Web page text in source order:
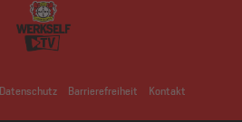
Datenschutz Barrierefreiheit Kontakt